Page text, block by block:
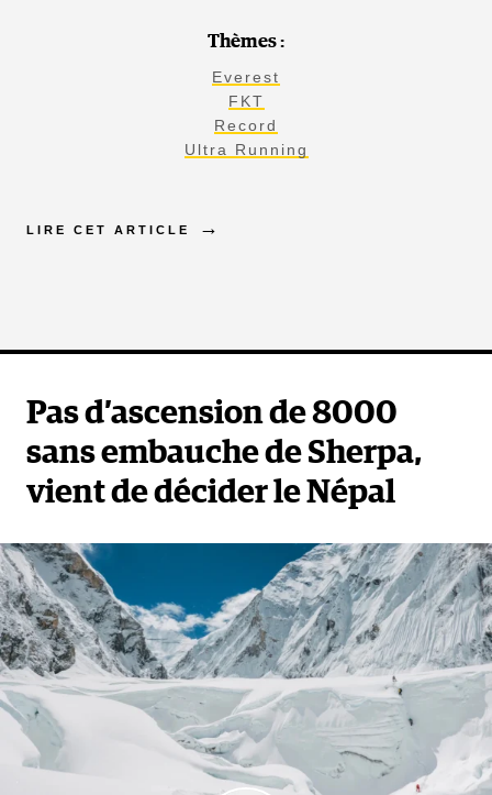
Thèmes :
Everest
FKT
Record
Ultra Running
LIRE CET ARTICLE
Pas d’ascension de 8000
sans embauche de Sherpa,
vient de décider le Népal